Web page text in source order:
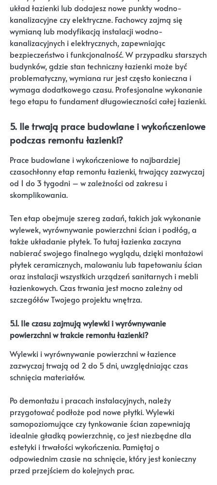
układ łazienki lub dodajesz nowe punkty wodno-
kanalizacyjne czy elektryczne. Fachowcy zajmą się
wymianą lub modyfikacją instalacji wodno-
kanalizacyjnych i elektrycznych, zapewniając
bezpieczeństwo i funkcjonalność. W przypadku starszych
budynków, gdzie stan techniczny łazienki może być
problematyczny, wymiana rur jest często konieczna i
wymaga dodatkowego czasu. Profesjonalne wykonanie
tego etapu to fundament długowieczności całej łazienki.
5. Ile trwają prace budowlane i wykończeniowe
podczas remontu łazienki?
Prace budowlane i wykończeniowe to najbardziej
czasochłonny etap remontu łazienki, trwający zazwyczaj
od 1 do 3 tygodni – w zależności od zakresu i
skomplikowania.
Ten etap obejmuje szereg zadań, takich jak wykonanie
wylewek, wyrównywanie powierzchni ścian i podłóg, a
także układanie płytek. To tutaj łazienka zaczyna
nabierać swojego finalnego wyglądu, dzięki montażowi
płytek ceramicznych, malowaniu lub tapetowaniu ścian
oraz instalacji wszystkich urządzeń sanitarnych i mebli
łazienkowych. Czas trwania jest mocno zależny od
szczegółów Twojego projektu wnętrza.
5.1. Ile czasu zajmują wylewki i wyrównywanie
powierzchni w trakcie remontu łazienki?
Wylewki i wyrównywanie powierzchni w łazience
zazwyczaj trwają od 2 do 5 dni, uwzględniając czas
schnięcia materiałów.
Po demontażu i pracach instalacyjnych, należy
przygotować podłoże pod nowe płytki. Wylewki
samopoziomujące czy tynkowanie ścian zapewniają
idealnie gładką powierzchnię, co jest niezbędne dla
estetyki i trwałości wykończenia. Pamiętaj o
odpowiednim czasie na schnięcie, który jest konieczny
przed przejściem do kolejnych prac.